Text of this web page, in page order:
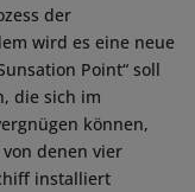
der
wird es eine neue
Point“ soll
die sich im
können,
denen vier
installiert